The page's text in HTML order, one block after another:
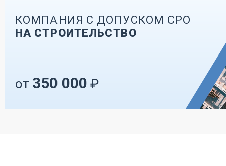
КОМПАНИЯ С ДОПУСКОМ СРО
НА СТРОИТЕЛЬСТВО
от 350 000 ₽